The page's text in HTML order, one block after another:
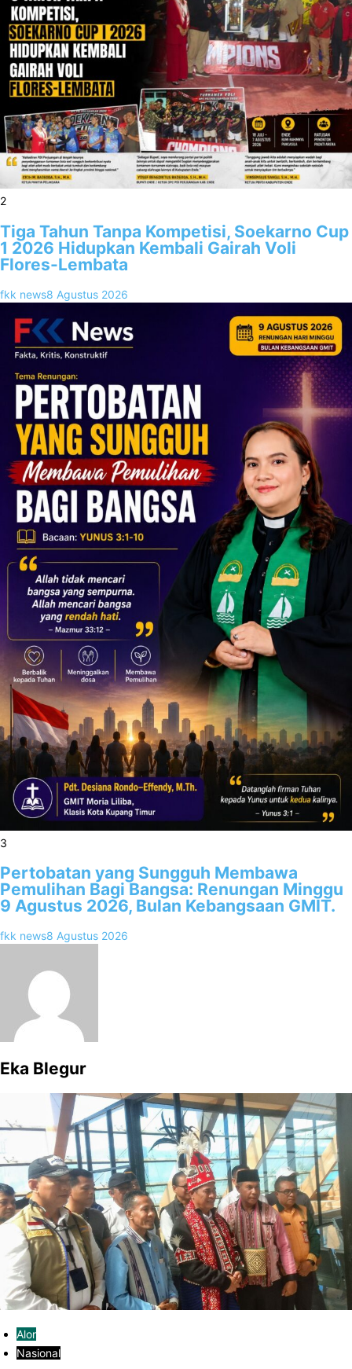
2
Tiga Tahun Tanpa Kompetisi, Soekarno Cup
1 2026 Hidupkan Kembali Gairah Voli
Flores-Lembata
fkk news8 Agustus 2026
3
Pertobatan yang Sungguh Membawa
Pemulihan Bagi Bangsa: Renungan Minggu
9 Agustus 2026, Bulan Kebangsaan GMIT.
fkk news8 Agustus 2026
Eka Blegur
Alor
Nasional